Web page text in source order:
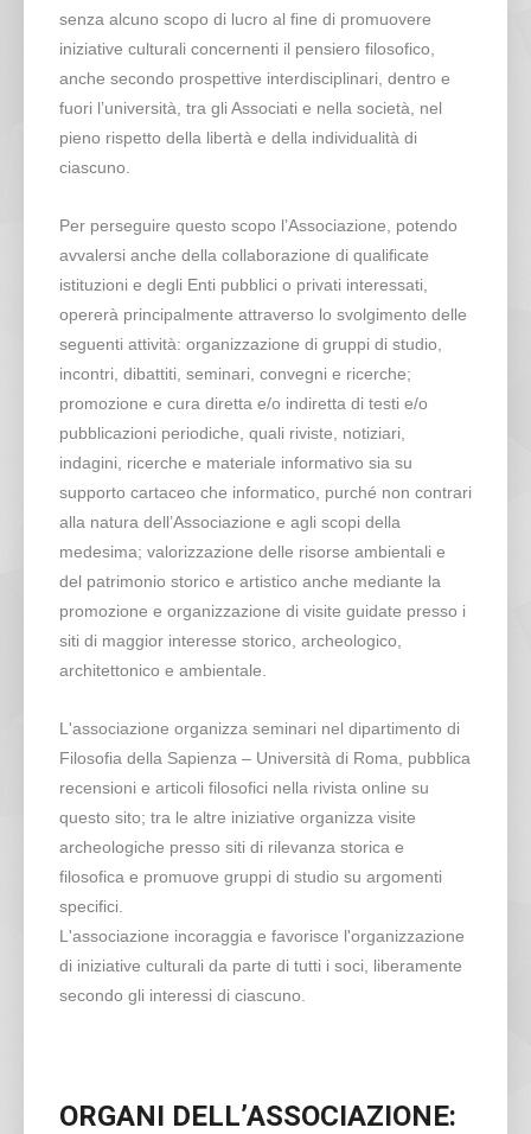
senza alcuno scopo di lucro al fine di promuovere
iniziative culturali concernenti il pensiero filosofico,
anche secondo prospettive interdisciplinari, dentro e
fuori l’università, tra gli Associati e nella società, nel
pieno rispetto della libertà e della individualità di
ciascuno.
Per perseguire questo scopo l’Associazione, potendo
avvalersi anche della collaborazione di qualificate
istituzioni e degli Enti pubblici o privati interessati,
opererà principalmente attraverso lo svolgimento delle
seguenti attività: organizzazione di gruppi di studio,
incontri, dibattiti, seminari, convegni e ricerche;
promozione e cura diretta e/o indiretta di testi e/o
pubblicazioni periodiche, quali riviste, notiziari,
indagini, ricerche e materiale informativo sia su
supporto cartaceo che informatico, purché non contrari
alla natura dell’Associazione e agli scopi della
medesima; valorizzazione delle risorse ambientali e
del patrimonio storico e artistico anche mediante la
promozione e organizzazione di visite guidate presso i
siti di maggior interesse storico, archeologico,
architettonico e ambientale.
L'associazione organizza seminari nel dipartimento di
Filosofia della Sapienza – Università di Roma, pubblica
recensioni e articoli filosofici nella rivista online su
questo sito; tra le altre iniziative organizza visite
archeologiche presso siti di rilevanza storica e
filosofica e promuove gruppi di studio su argomenti
specifici.
L'associazione incoraggia e favorisce l'organizzazione
di iniziative culturali da parte di tutti i soci, liberamente
secondo gli interessi di ciascuno.
ORGANI DELL’ASSOCIAZIONE: